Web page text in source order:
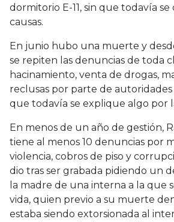
dormitorio E-11, sin que todavía se
causas.
En junio hubo una muerte y
se repiten las denuncias de toda
hacinamiento, venta de drogas,
reclusas por parte de autoridades
que todavía se explique algo por
En menos de un año de gestión,
tiene al menos 10 denuncias por
violencia, cobros de piso y
dio tras ser grabada pidiendo un
la madre de una interna a la que
vida, quien previo a su muerte
estaba siendo extorsionada al